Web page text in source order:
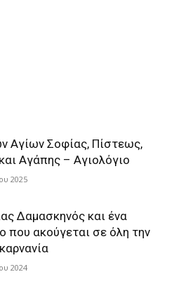
Αγίων Σοφίας, Πίστεως,
Αγάπης – Αγιολόγιο
2025
Δαμασκηνός και ένα
που ακούγεται σε όλη την
2024